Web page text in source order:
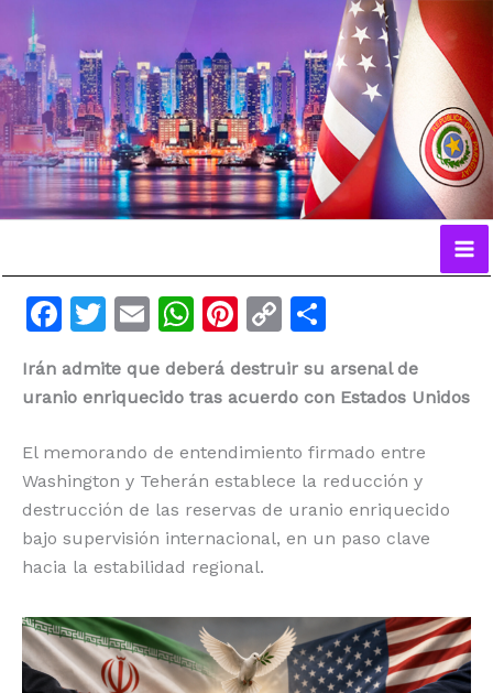
contenido
F
c
b
o
o
k
T
itt
er
E
ai
W
at
A
p
p
Pi
te
st
C
p
Li
n
k
m
ar
ti
r
Irán admite que deberá destruir su arsenal de
uranio enriquecido tras acuerdo con Estados Unidos
El memorando de entendimiento firmado entre
Washington y Teherán establece la reducción y
destrucción de las reservas de uranio enriquecido
bajo supervisión internacional, en un paso clave
hacia la estabilidad regional.